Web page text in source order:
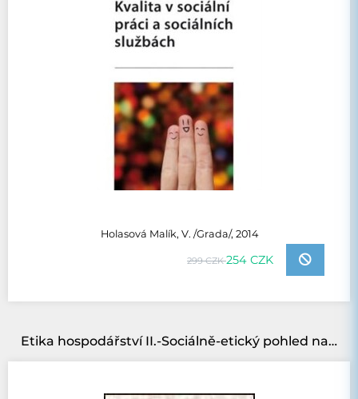
Holasová Malík, V. /Grada/, 2014
299 CZK254 CZK
Etika hospodářství II.-Sociálně-etický pohled na tržní, plánované a světové hospodářství